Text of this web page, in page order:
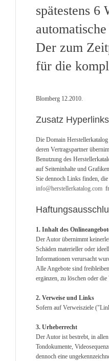
spätestens
Der zum
für die
Blomberg 12.2010.
Zusatz Hyperlinks
Die Domain
deren Vertragspartner
Benutzung des
auf Seiteninhalte und
Sie dennoch Links finden,
info@herstellerkatalog.com
1. Inhalt des
Der Autor übernimmt
Schäden materieller oder
Informationen verursacht
Alle Angebote sind
ergänzen, zu löschen oder
2. Verweise und Links
Sofern auf Verweisziele
3. Urheberrecht
Der Autor ist bestrebt, in
Tondokumente,
dennoch eine